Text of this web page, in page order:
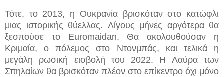
Τότε, το 2013, η Ουκρανία βρισκόταν στο κατώφλι
μιας ιστορικής θύελλας. Λίγους μήνες αργότερα θα
ξεσπούσε το Euromaidan. Θα ακολουθούσαν η
Κριμαία, ο πόλεμος στο Ντονμπάς, και τελικά η
μεγάλη ρωσική εισβολή του 2022. Η Λαύρα των
Σπηλαίων θα βρισκόταν πλέον στο επίκεντρο όχι μόνο